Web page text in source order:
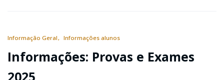
Informação Geral Informações alunos
Informações: Provas e Exames
2025